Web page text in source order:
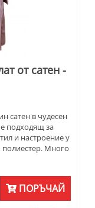
от сатен -
сатен в чудесен
е подходящ за
и настроение у
Много
ПОРЪЧАЙ